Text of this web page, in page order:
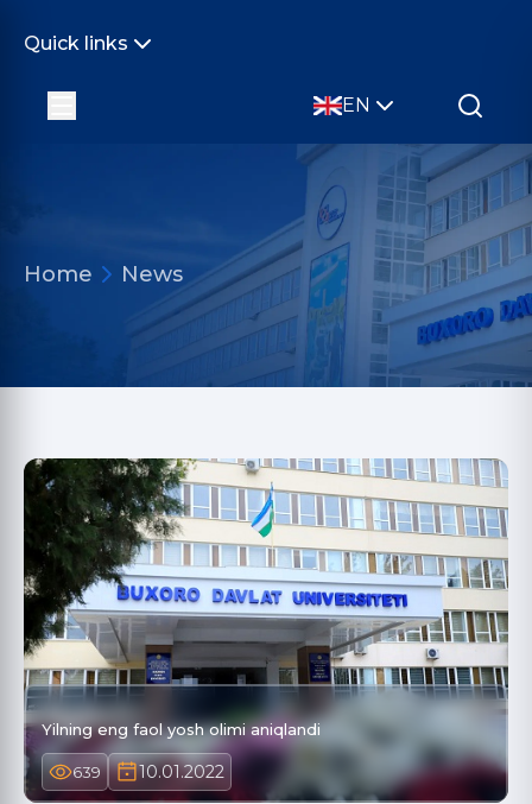
Quick links
EN
Home News
Yilning eng faol yosh olimi aniqlandi
639 10.01.2022